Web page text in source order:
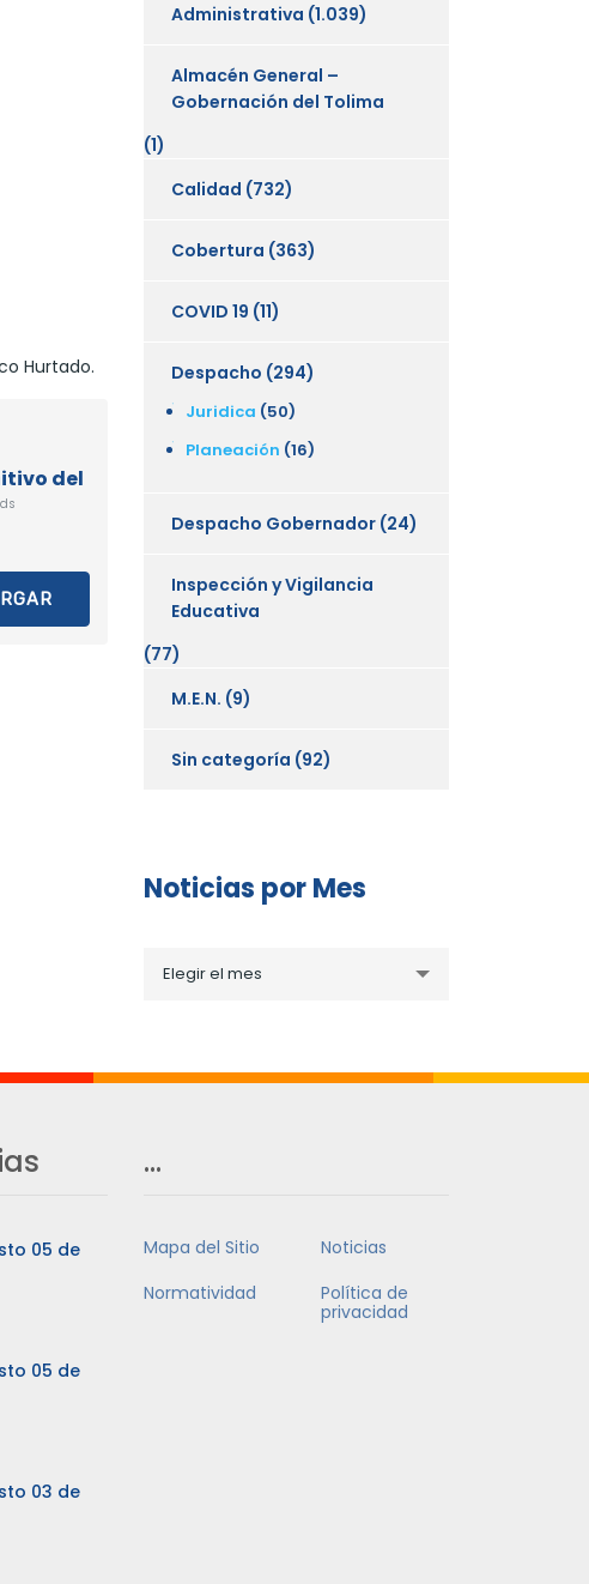
Hurtado.
del
Administrativa (1.039)
Almacén General –
Gobernación del Tolima
(1)
Calidad (732)
Cobertura (363)
COVID 19 (11)
Despacho (294)
Juridica (50)
Planeación (16)
Despacho Gobernador (24)
Inspección y Vigilancia
Educativa
(77)
M.E.N. (9)
Sin categoría (92)
Noticias por Mes
porElegir el mes
05 de
05 de
03 de
…
Mapa del Sitio
Noticias
Normatividad
Política de
privacidad